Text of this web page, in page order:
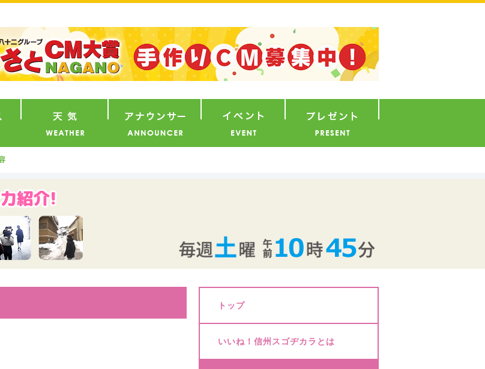
トップ
いいね！信州スゴヂカラとは